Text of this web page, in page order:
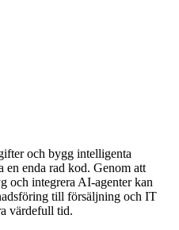
och bygg intelligenta
en enda rad kod. Genom att
och integrera AI-agenter kan
till försäljning och IT
värdefull tid.